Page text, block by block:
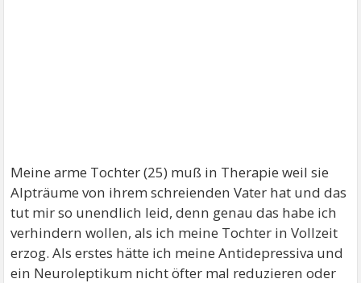
Meine arme Tochter (25) muß in Therapie weil sie
Alpträume von ihrem schreienden Vater hat und das
tut mir so unendlich leid, denn genau das habe ich
verhindern wollen, als ich meine Tochter in Vollzeit
erzog. Als erstes hätte ich meine Antidepressiva und
ein Neuroleptikum nicht öfter mal reduzieren oder